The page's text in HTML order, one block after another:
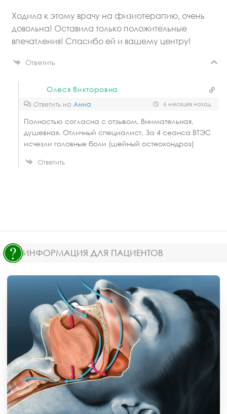
Ходила к этому врачу на физиотерапию, очень
довольна! Оставила только положительные
впечатления! Спасибо ей и вашему центру!
Ответить
Олеся Викторовна
Ответить на Анна 6 месяцев назад
Полностью согласна с отзывом. Внимательная,
душевная. Отличный специалист, За 4 сеанса ВТЭС
исчезли головные боли (шейный остеохондроз)
Ответить
ИНФОРМАЦИЯ ДЛЯ ПАЦИЕНТОВ